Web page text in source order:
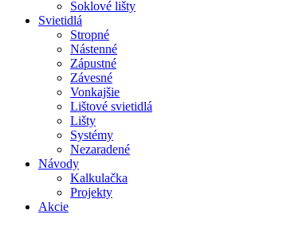
Soklové lišty
Svietidlá
Stropné
Nástenné
Zápustné
Závesné
Vonkajšie
Lištové svietidlá
Lišty
Systémy
Nezaradené
Návody
Kalkulačka
Projekty
Akcie